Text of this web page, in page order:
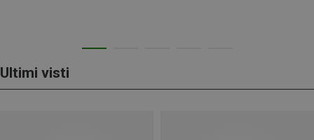
Ultimi visti